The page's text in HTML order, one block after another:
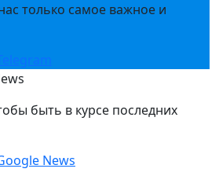
только самое важное и
быть в курсе последних
News